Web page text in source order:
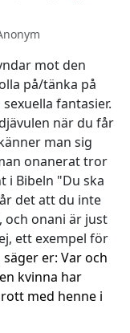
mot den
på/tänka på
fantasier.
när du får
man sig
onanerat tror
i Bibeln "Du ska
det att du inte
och onani är just
ett exempel för
säger er: Var och
kvinna har
med henne i